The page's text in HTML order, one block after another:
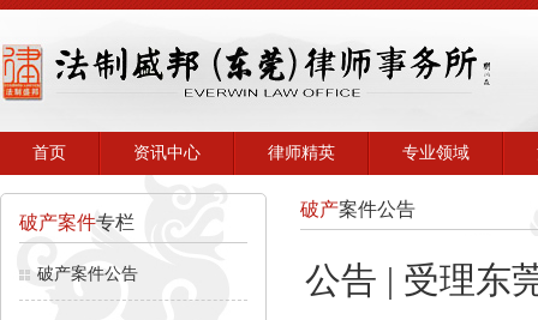
首页 资讯中心 律师精英 专业领域
破产案件专栏
破产案件公告
破产案件公告
公告 | 受理东